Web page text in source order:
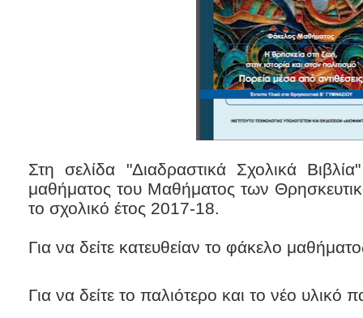
Στη σελίδα "Διαδραστικά Σχολικά
μαθήματος του Μαθήματος των
το σχολικό έτος 2017-18.
Για να δείτε κατευθείαν το φάκελο
Για να δείτε το παλιότερο και το νέο υλικό